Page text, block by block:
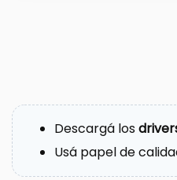
Descargá los
Usá papel de